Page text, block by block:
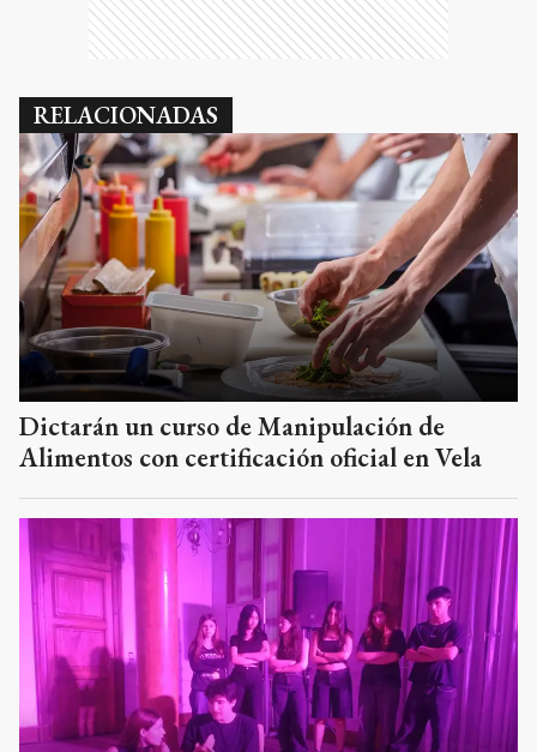
RELACIONADAS
Dictarán un curso de Manipulación de
Alimentos con certificación oficial en Vela